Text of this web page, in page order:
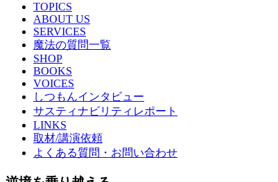
TOPICS
ABOUT US
SERVICES
魔法の質問一覧
SHOP
BOOKS
VOICES
しつもんインタビュー
サスティナビリティレポート
LINKS
取材/講演依頼
よくある質問・お問い合わせ